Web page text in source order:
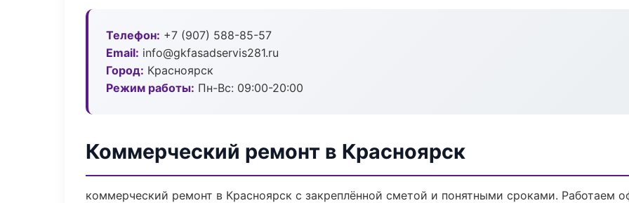
Телефон: +7 (907) 588-85-57
Email: info@gkfasadservis281.ru
Город: Красноярск
Режим работы: Пн-Вс: 09:00-20:00
Коммерческий ремонт в Красноярск
коммерческий ремонт в Красноярск с закреплённой сметой и понятными сроками. Работаем